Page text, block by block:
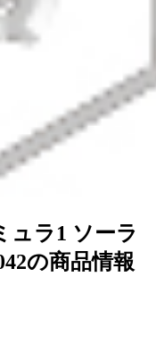
ュラ1 ソーラ
の商品情報